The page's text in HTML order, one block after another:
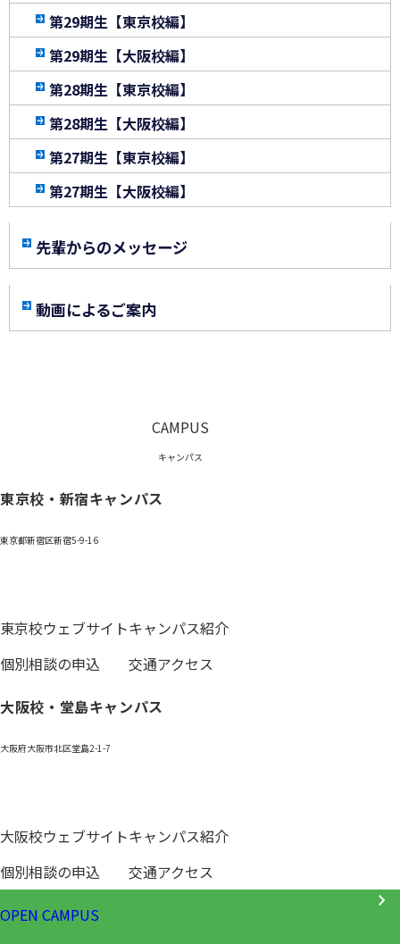
第29期生【東京校編】
第29期生【大阪校編】
第28期生【東京校編】
第28期生【大阪校編】
第27期生【東京校編】
第27期生【大阪校編】
先輩からのメッセージ
動画によるご案内
CAMPUS
キャンパス
東京校・新宿キャンパス
東京都新宿区新宿5-9-16
東京校ウェブサイトキャンパス紹介
個別相談の申込
交通アクセス
大阪校・堂島キャンパス
大阪府大阪市北区堂島2-1-7
大阪校ウェブサイトキャンパス紹介
個別相談の申込
交通アクセス
OPEN CAMPUS